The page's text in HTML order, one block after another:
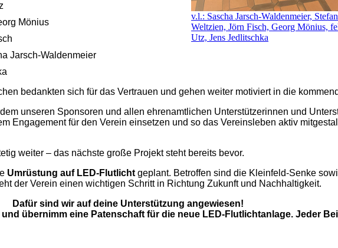
v.l.: Sascha Jarsch-Waldenmeier,
Weltzien, Jörn Fisch, Georg Mönius,
Utz, Jens Jedlitschka
Mönius
Jarsch-Waldenmeier
bedankten sich für das Vertrauen und gehen weiter motiviert in die
unseren Sponsoren und allen ehrenamtlichen Unterstützerinnen und
Engagement für den Verein einsetzen und so das Vereinsleben aktiv
weiter – das nächste große Projekt steht bereits bevor.
Umrüstung auf LED-Flutlicht geplant. Betroffen sind die Kleinfeld-Senke
der Verein einen wichtigen Schritt in Richtung Zukunft und Nachhaltigkeit.
Dafür sind wir auf deine Unterstützung angewiesen!
übernimm eine Patenschaft für die neue LED-Flutlichtanlage. Jeder